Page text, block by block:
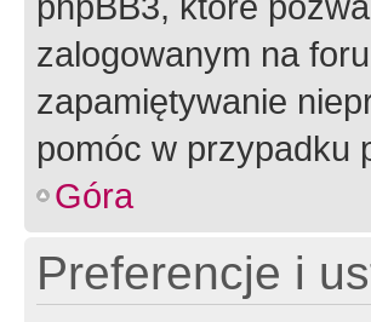
zalogowanym na
zapamiętywanie
pomóc w przypadku
Góra
Preferencje i